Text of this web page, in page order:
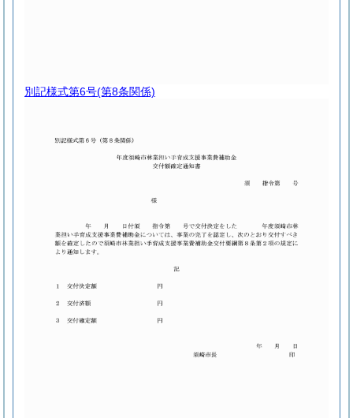
別記様式第6号(第8条関係)